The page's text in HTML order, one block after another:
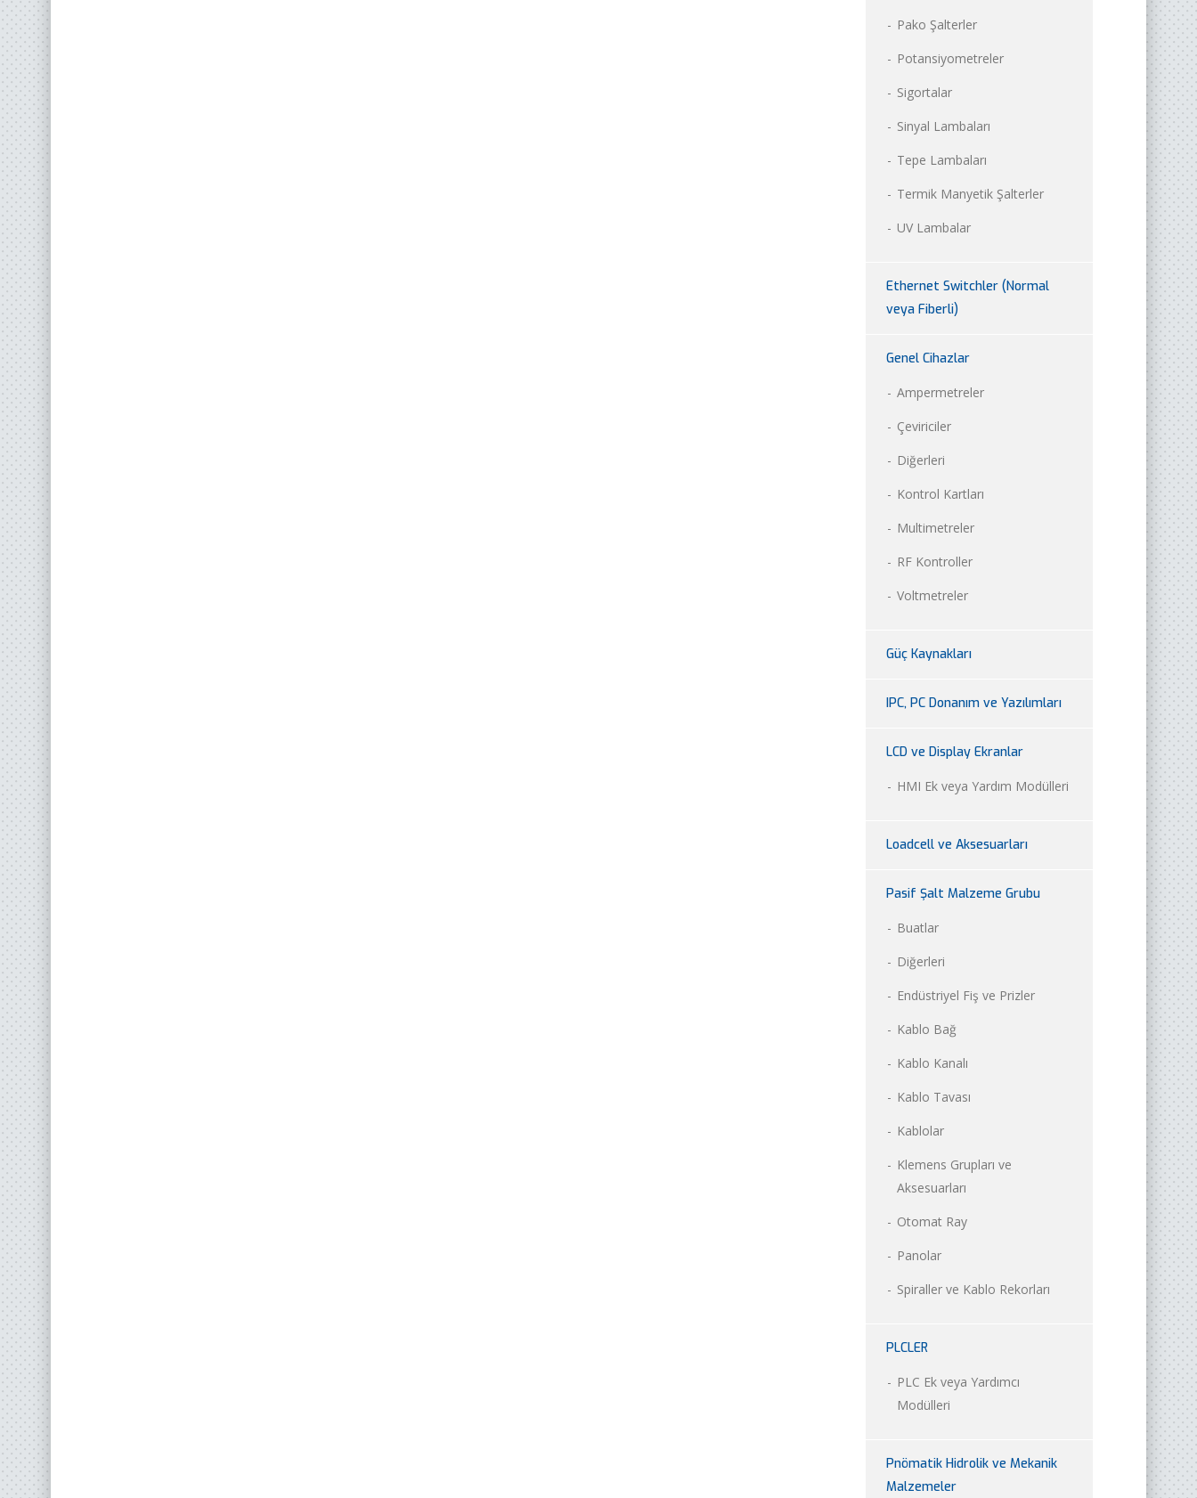
Pako Şalterler
Potansiyometreler
Sigortalar
Sinyal Lambaları
Tepe Lambaları
Termik Manyetik Şalterler
UV Lambalar
Ethernet Switchler (Normal
veya Fiberli)
Genel Cihazlar
Ampermetreler
Çeviriciler
Diğerleri
Kontrol Kartları
Multimetreler
RF Kontroller
Voltmetreler
Güç Kaynakları
IPC, PC Donanım ve Yazılımları
LCD ve Display Ekranlar
HMI Ek veya Yardım Modülleri
Loadcell ve Aksesuarları
Pasif Şalt Malzeme Grubu
Buatlar
Diğerleri
Endüstriyel Fiş ve Prizler
Kablo Bağ
Kablo Kanalı
Kablo Tavası
Kablolar
Klemens Grupları ve
Aksesuarları
Otomat Ray
Panolar
Spiraller ve Kablo Rekorları
PLCLER
PLC Ek veya Yardımcı
Modülleri
Pnömatik Hidrolik ve Mekanik
Malzemeler